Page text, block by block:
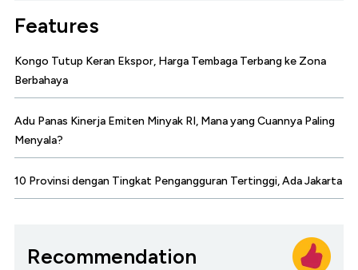
Features
Kongo Tutup Keran Ekspor, Harga Tembaga Terbang ke Zona
Berbahaya
Adu Panas Kinerja Emiten Minyak RI, Mana yang Cuannya Paling
Menyala?
10 Provinsi dengan Tingkat Pengangguran Tertinggi, Ada Jakarta
Recommendation